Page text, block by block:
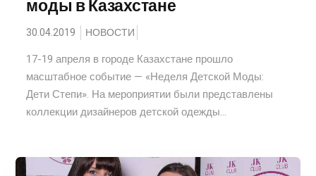
моды в Казахстане
30.04.2019 НОВОСТИ
17-19 апреля в городе Казахстане прошло
масштабное событие — «Неделя Детской Моды:
Дети Степи». На мероприятии были представлены
коллекции дизайнеров детской одежды...